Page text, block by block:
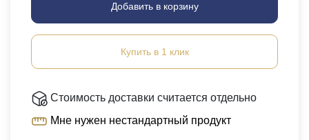
Добавить в корзину
Купить в 1 клик
Стоимость доставки считается отдельно
Мне нужен нестандартный продукт